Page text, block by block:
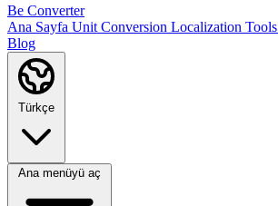
Be Converter
Ana Sayfa Unit Conversion Localization Tools
Blog
Türkçe
Ana menüyü aç